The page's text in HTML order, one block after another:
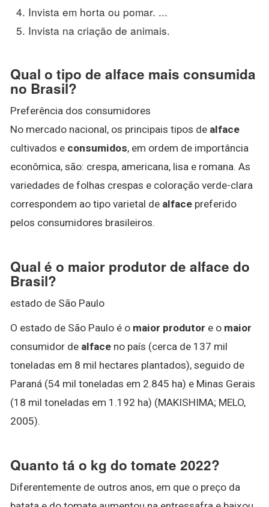
Invista em horta ou pomar. ...
Invista na criação de animais.
Qual o tipo de alface mais consumida
no Brasil?
Preferência dos consumidores
No mercado nacional, os principais tipos de alface
cultivados e consumidos, em ordem de importância
econômica, são: crespa, americana, lisa e romana. As
variedades de folhas crespas e coloração verde-clara
correspondem ao tipo varietal de alface preferido
pelos consumidores brasileiros.
Qual é o maior produtor de alface do
Brasil?
estado de São Paulo
O estado de São Paulo é o maior produtor e o maior
consumidor de alface no país (cerca de 137 mil
toneladas em 8 mil hectares plantados), seguido de
Paraná (54 mil toneladas em 2.845 ha) e Minas Gerais
(18 mil toneladas em 1.192 ha) (MAKISHIMA; MELO,
2005).
Quanto tá o kg do tomate 2022?
Diferentemente de outros anos, em que o preço da